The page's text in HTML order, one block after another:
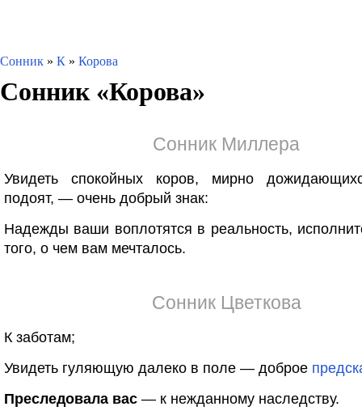
Сонник » К » Корова
Сонник «Корова»
Сонник Миллера
Увидеть спокойных коров, мирно
подоят, — очень добрый знак:
Надежды ваши воплотятся в реальность,
того, о чем вам мечталось.
Сонник Цветкова
К заботам;
Увидеть гуляющую далеко в поле — доброе
Преследовала вас — к нежданному наследству.